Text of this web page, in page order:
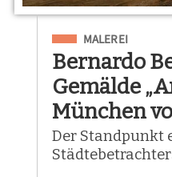
Eingeordnet unter
MALEREI
Bernardo
Gemälde
München
Der Standpunkt